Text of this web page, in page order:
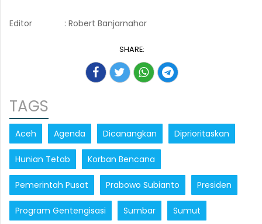
Editor : Robert Banjarnahor
SHARE:
TAGS
Aceh Agenda Dicanangkan Diprioritaskan
Hunian Tetab Korban Bencana
Pemerintah Pusat Prabowo Subianto Presiden
Program Gentengisasi Sumbar Sumut